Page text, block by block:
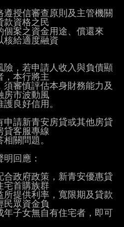
遵授信審查原則及主管機關
款資格之民
個案之資金用途、償還來
核給適度融資
險，若申請人收入與負債顯
，本行將主
審慎評估本身財務能力及
房市波動風
良好信用。
申請新青安房貸或其他房貸
貸客服專線
關問題。
回應：
政府政策，新青安優惠貸
宅首購族群
所提供利率，寬限期及貸款
民眾資金負
年子女無自有住宅者，即可